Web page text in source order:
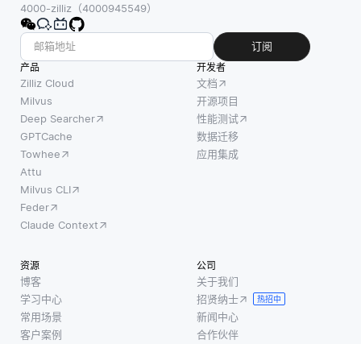
4000-zilliz（4000945549）
订阅
产品
Zilliz Cloud
Milvus
Deep Searcher
GPTCache
Towhee
Attu
Milvus CLI
Feder
Claude Context
开发者
文档
开源项目
性能测试
数据迁移
应用集成
资源
博客
学习中心
常用场景
客户案例
公司
关于我们
招贤纳士
热招中
新闻中心
合作伙伴